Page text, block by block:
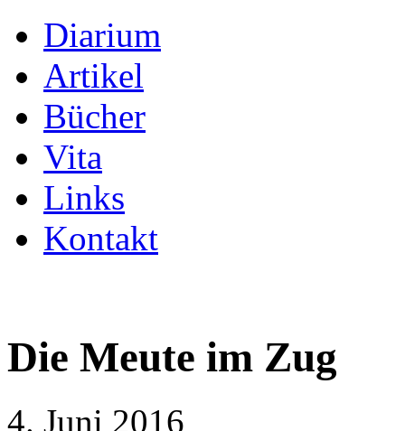
Diarium
Artikel
Bücher
Vita
Links
Kontakt
Die Meute im Zug
4. Juni 2016